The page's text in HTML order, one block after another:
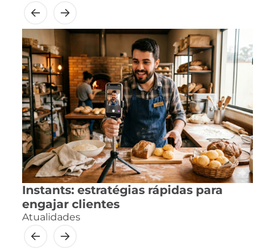
Instants: estratégias rápidas para
engajar clientes
Atualidades